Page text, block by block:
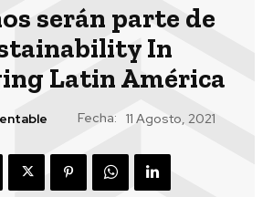
serán parte de
In
Latin América
Fecha: 11 Agosto, 2021